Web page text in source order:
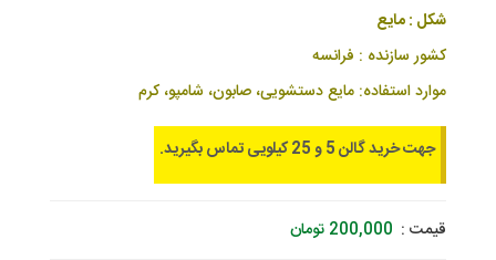
شکل : مایع
کشور سازنده : فرانسه
موارد استفاده: مایع دستشویی، صابون، شامپو، کرم
جهت خرید گالن 5 و 25 کیلویی تماس بگیرید.
قیمت : 200,000 تومان